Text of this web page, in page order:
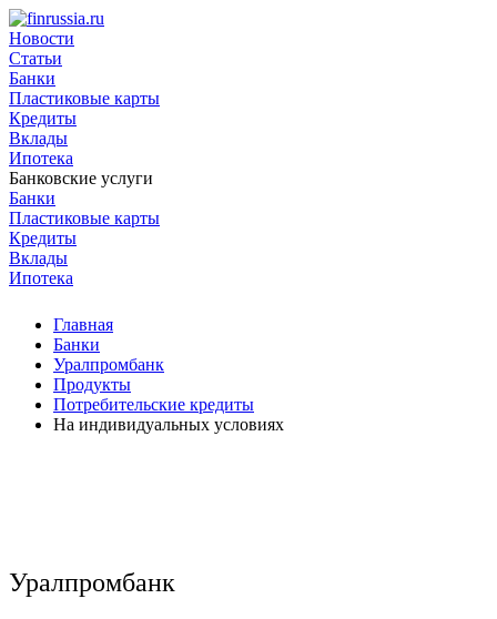
Новости
Статьи
Банки
Пластиковые карты
Кредиты
Вклады
Ипотека
Банковские услуги
Банки
Пластиковые карты
Кредиты
Вклады
Ипотека
Главная
Банки
Уралпромбанк
Продукты
Потребительские кредиты
На индивидуальных условиях
Уралпромбанк